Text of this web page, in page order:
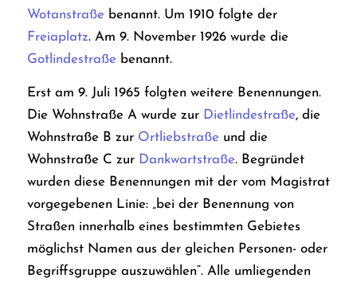
Wotanstraße benannt. Um 1910 folgte der
Freiaplatz. Am 9. November 1926 wurde die
Gotlindestraße benannt.
Erst am 9. Juli 1965 folgten weitere Benennungen.
Die Wohnstraße A wurde zur Dietlindestraße, die
Wohnstraße B zur Ortliebstraße und die
Wohnstraße C zur Dankwartstraße. Begründet
wurden diese Benennungen mit der vom Magistrat
vorgegebenen Linie: „bei der Benennung von
Straßen innerhalb eines bestimmten Gebietes
möglichst Namen aus der gleichen Personen- oder
Begriffsgruppe auszuwählen“. Alle umliegenden